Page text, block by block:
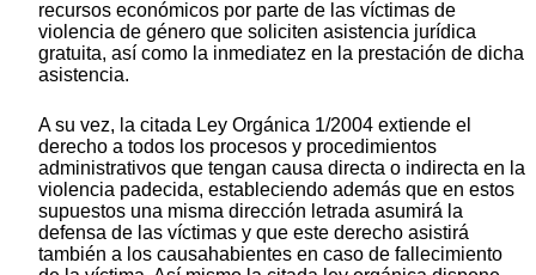
recursos económicos por parte de las víctimas de
violencia de género que soliciten asistencia jurídica
gratuita, así como la inmediatez en la prestación de dicha
asistencia.
A su vez, la citada Ley Orgánica 1/2004 extiende el
derecho a todos los procesos y procedimientos
administrativos que tengan causa directa o indirecta en la
violencia padecida, estableciendo además que en estos
supuestos una misma dirección letrada asumirá la
defensa de las víctimas y que este derecho asistirá
también a los causahabientes en caso de fallecimiento